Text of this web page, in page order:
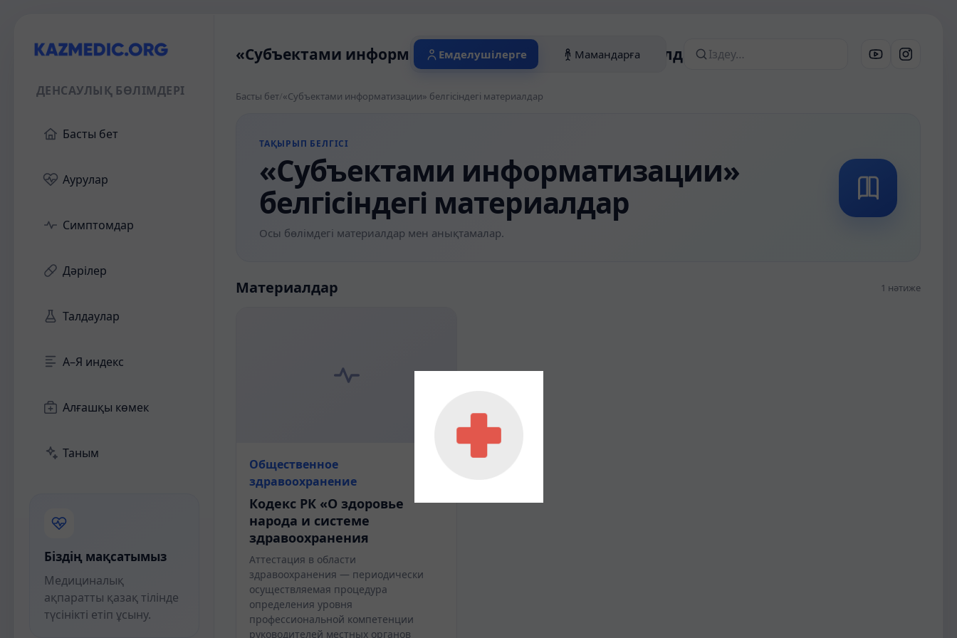
ДЕНСАУЛЫҚ БӨЛІМДЕРІ
Басты бет
Аурулар
Симптомдар
Дәрілер
Талдаулар
А–Я индекс
Алғашқы көмек
Таным
Біздің мақсатымыз
Медициналық
ақпаратты қазақ тілінде
түсінікті етіп ұсыну.
«Субъектами информатизации» белгісіндегі материалдар
Емделушілерге Мамандарға Сайттан іздеу
Басты бет/«Субъектами информатизации» белгісіндегі материалдар
ТАҚЫРЫП БЕЛГІСІ
«Субъектами информатизации»
белгісіндегі материалдар
Осы бөлімдегі материалдар мен анықтамалар.
Материалдар 1 нәтиже
Общественное
здравоохранение
Кодекс РК «О здоровье
народа и системе
здравоохранения
Аттестация в области
здравоохранения — периодически
осуществляемая процедура
определения уровня
профессиональной компетенции
руководителей местных органов